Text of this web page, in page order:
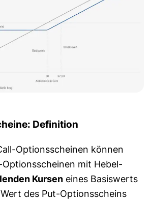
Definition
Optionsscheinen können
Optionsscheinen mit Hebel­
Kursen eines Basis­werts
des Put-Options­scheins